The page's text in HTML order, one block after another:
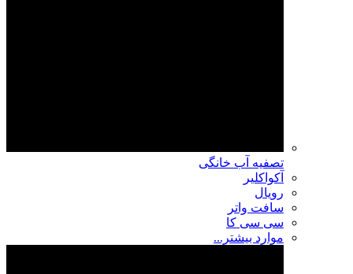
تصفیه آب خانگی
آکواکلیر
رویال
سافت واتر
سی سی کا
موارد بیشتر...